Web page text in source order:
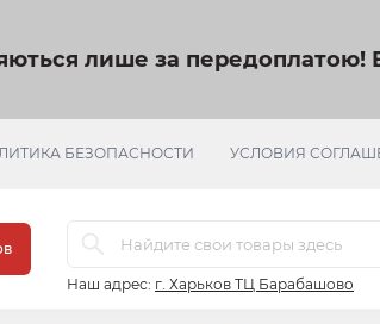
лише за передоплатою!
БЕЗОПАСНОСТИ УСЛОВИЯ
Наш адрес: г. Харьков ТЦ Барабашово